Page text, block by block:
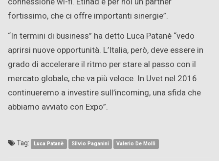
fortissimo, che ci offre importanti sinergie”.
“In termini di business” ha detto Luca Patanè “vedo
aprirsi nuove opportunità. L’Italia, però, deve essere in
grado di accelerare il ritmo per stare al passo con il
mercato globale, che va più veloce. In Uvet nel 2016
continueremo a investire sull’incoming, una sfida che
abbiamo avviato con Expo”.
Tag: Luca Patanè Silvio Paganini Valerio De Molli